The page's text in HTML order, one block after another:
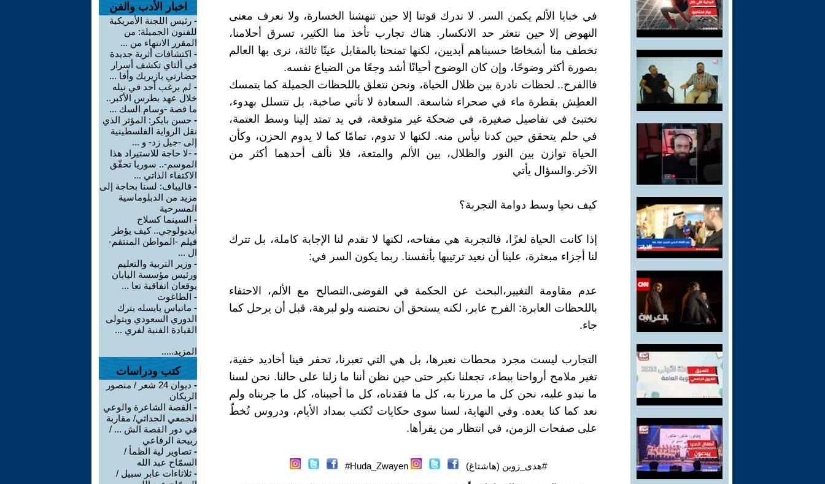
في خبايا الألم يكمن السر. لا ندرك قوتنا إلا حين تنهشنا الخسارة، ولا نعرف معنى
النهوض إلا حين نتعثر حد الانكسار. هناك تجارب تأخذ منا الكثير، تسرق أحلامنا،
تخطف منا أشخاصًا حسبناهم أبديين، لكنها تمنحنا بالمقابل عينًا ثالثة، نرى بها العالم
بصورة أكثر وضوحًا، وإن كان الوضوح أحيانًا أشد وجعًا من الضياع نفسه.
فاالفرح.. لحظات نادرة بين ظلال الحياة، ونحن نتعلق باللحظات الجميلة كما يتمسك
العطِش بقطرة ماء في صحراء شاسعة. السعادة لا تأتي صاخبة، بل تتسلل بهدوء،
تختبئ في تفاصيل صغيرة، في ضحكة غير متوقعة، في يد تمتد إلينا وسط العتمة،
في حلم يتحقق حين كدنا نيأس منه. لكنها لا تدوم، تمامًا كما لا يدوم الحزن، وكأن
الحياة توازن بين النور والظلال، بين الألم والمتعة، فلا نألف أحدهما أكثر من
الآخر.والسؤال يأتي
كيف نحيا وسط دوامة التجربة؟
إذا كانت الحياة لغزًا، فالتجربة هي مفتاحه، لكنها لا تقدم لنا الإجابة كاملة، بل تترك
لنا أجزاء مبعثرة، علينا أن نعيد ترتيبها بأنفسنا. ربما يكون السر في:
عدم مقاومة التغيير،البحث عن الحكمة في الفوضى،التصالح مع الألم، الاحتفاء
باللحظات العابرة: الفرح عابر، لكنه يستحق أن نحتضنه ولو لبرهة، قبل أن يرحل كما
جاء.
التجارب ليست مجرد محطات نعبرها، بل هي التي تعبرنا، تحفر فينا أخاديد خفية،
تغير ملامح أرواحنا ببطء، تجعلنا نكبر حتى حين نظن أننا ما زلنا على حالنا. نحن لسنا
ما نبدو عليه، نحن كل ما مررنا به، كل ما فقدناه، كل ما أحببناه، كل ما جربناه ولم
نعد كما كنا بعده. وفي النهاية، لسنا سوى حكايات تُكتب بمداد الأيام، ودروس تُخطّ
على صفحات الزمن، في انتظار من يقرأها.
#هدى_زوين (هاشتاغ) Huda_Zwayen#
اخبار الأدب والفن
- رئيس اللجنة الأمريكية
للفنون الجميلة: من
المقرر الانتهاء من ...
- اكتشافات أثرية جديدة
في ألتاي تكشف أسرار
حضارتي بازيريك وأفا ...
- لم يرغب أحد في نيله
خلال عهد بطرس الأكبر..
ما قصة -وسام السك ...
- حسن بايكر: المؤثر الذي
نقل الرواية الفلسطينية
إلى -جيل زد- و ...
- -لا حاجة للاستيراد هذا
الموسم-.. سوريا تحقّق
الاكتفاء الذاتي ...
- قاليباف: لسنا بحاجة إلى
مزيد من الدبلوماسية
المسرحية
- السينما كسلاح
أيديولوجي.. كيف يؤطر
فيلم -المواطن المنتقم-
ال ...
- وزير التربية والتعليم
ورئيس مؤسسة اليابان
يوقعان اتفاقية تعا ...
- الطاغوت
- ماتياس يايسله يترك
الدوري السعودي ويتولى
القيادة الفنية لفري ...
المزيد.....
كتب ودراسات
-
ديوان 24 شعر / منصور
الريكان
- القصة الشاعرة والوعي
الجمعي الحداثي/ مقاربة
في دور القصة الش ... /
ربيحة الرفاعي
- تصاوير لية الظمأ /
السمّاح عبد الله
- ثلاثاءات عابر سبيل /